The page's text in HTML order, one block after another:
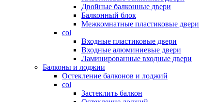
Двойные балконные двери
Балконный блок
Межкомнатные пластиковые двери
col
Входные пластиковые двери
Входные алюминиевые двери
Ламинированные входные двери
Балконы и лоджии
Остекление балконов и лоджий
col
Застеклить балкон